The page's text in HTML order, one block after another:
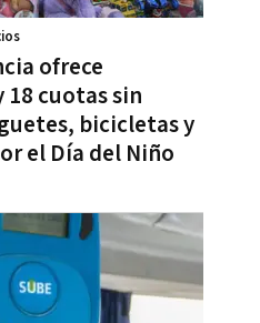
ofrece
18 cuotas sin
bicicletas y
el Día del Niño